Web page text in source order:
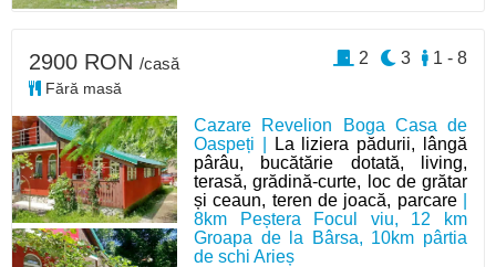
Cazare Revelion Boga Casa de
Oaspeți |
La liziera pădurii, lângă
pârâu, bucătărie dotată, living,
terasă, grădină-curte, loc de grătar
și ceaun, teren de joacă, parcare|
8km Peștera Focul viu, 12 km
Groapa de la Bârsa, 10km pârtia
de schi Arieș
2900 RON /casă
Fără masă
1 - 8
3
2